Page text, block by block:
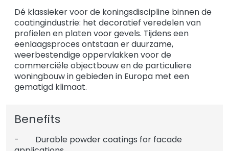
Dé klassieker voor de koningsdiscipline binnen de
coatingindustrie: het decoratief veredelen van
profielen en platen voor gevels. Tijdens een
eenlaagsproces ontstaan er duurzame,
weerbestendige oppervlakken voor de
commerciële objectbouw en de particuliere
woningbouw in gebieden in Europa met een
gematigd klimaat.
Benefits
- Durable powder coatings for facade